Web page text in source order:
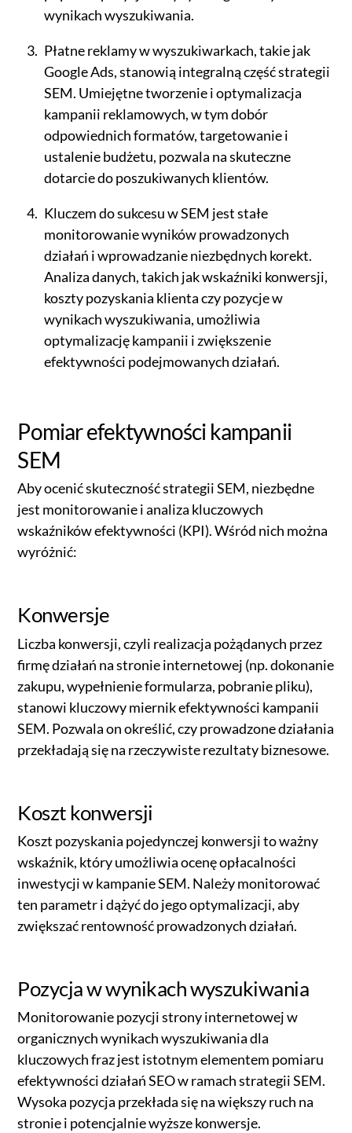
wynikach wyszukiwania.
Płatne reklamy w wyszukiwarkach, takie jak
Google Ads, stanowią integralną część strategii
SEM. Umiejętne tworzenie i optymalizacja
kampanii reklamowych, w tym dobór
odpowiednich formatów, targetowanie i
ustalenie budżetu, pozwala na skuteczne
dotarcie do poszukiwanych klientów.
Kluczem do sukcesu w SEM jest stałe
monitorowanie wyników prowadzonych
działań i wprowadzanie niezbędnych korekt.
Analiza danych, takich jak wskaźniki konwersji,
koszty pozyskania klienta czy pozycje w
wynikach wyszukiwania, umożliwia
optymalizację kampanii i zwiększenie
efektywności podejmowanych działań.
Pomiar efektywności kampanii
SEM
Aby ocenić skuteczność strategii SEM, niezbędne
jest monitorowanie i analiza kluczowych
wskaźników efektywności (KPI). Wśród nich można
wyróżnić:
Konwersje
Liczba konwersji, czyli realizacja pożądanych przez
firmę działań na stronie internetowej (np. dokonanie
zakupu, wypełnienie formularza, pobranie pliku),
stanowi kluczowy miernik efektywności kampanii
SEM. Pozwala on określić, czy prowadzone działania
przekładają się na rzeczywiste rezultaty biznesowe.
Koszt konwersji
Koszt pozyskania pojedynczej konwersji to ważny
wskaźnik, który umożliwia ocenę opłacalności
inwestycji w kampanie SEM. Należy monitorować
ten parametr i dążyć do jego optymalizacji, aby
zwiększać rentowność prowadzonych działań.
Pozycja w wynikach wyszukiwania
Monitorowanie pozycji strony internetowej w
organicznych wynikach wyszukiwania dla
kluczowych fraz jest istotnym elementem pomiaru
efektywności działań SEO w ramach strategii SEM.
Wysoka pozycja przekłada się na większy ruch na
stronie i potencjalnie wyższe konwersje.